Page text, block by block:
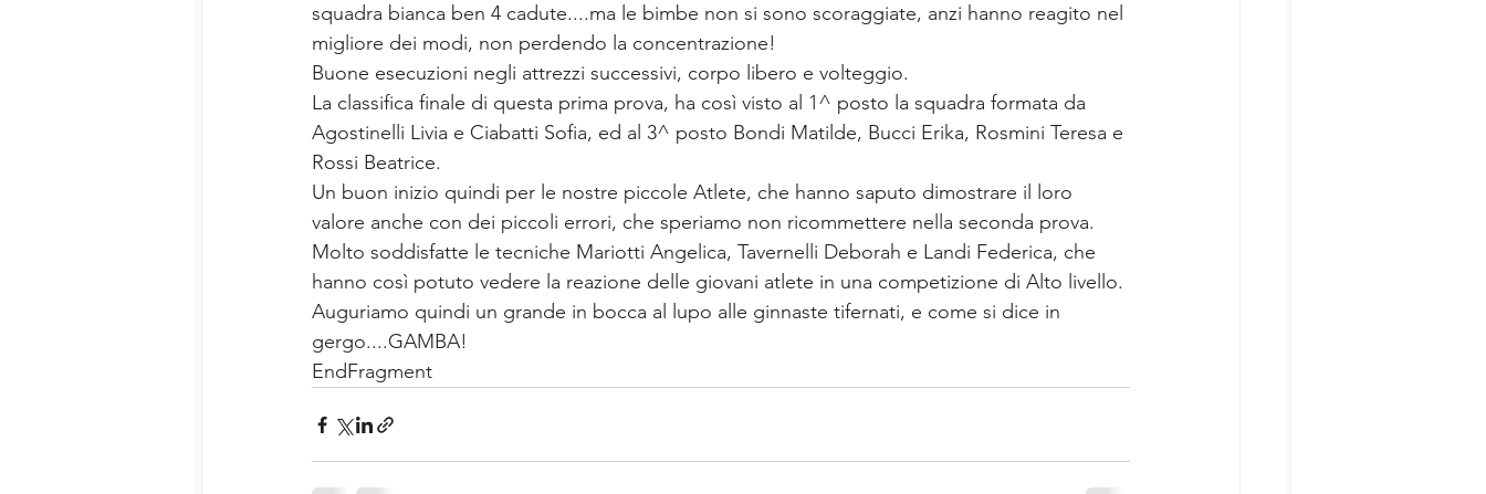
squadra bianca ben 4 cadute....ma le bimbe non si sono scoraggiate, anzi hanno reagito nel
migliore dei modi, non perdendo la concentrazione!
Buone esecuzioni negli attrezzi successivi, corpo libero e volteggio.
La classifica finale di questa prima prova, ha così visto al 1^ posto la squadra formata da
Agostinelli Livia e Ciabatti Sofia, ed al 3^ posto Bondi Matilde, Bucci Erika, Rosmini Teresa e
Rossi Beatrice.
Un buon inizio quindi per le nostre piccole Atlete, che hanno saputo dimostrare il loro
valore anche con dei piccoli errori, che speriamo non ricommettere nella seconda prova.
Molto soddisfatte le tecniche Mariotti Angelica, Tavernelli Deborah e Landi Federica, che
hanno così potuto vedere la reazione delle giovani atlete in una competizione di Alto livello.
Auguriamo quindi un grande in bocca al lupo alle ginnaste tifernati, e come si dice in
gergo....GAMBA!
EndFragment